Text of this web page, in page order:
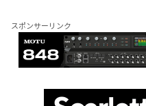
スポンサーリンク